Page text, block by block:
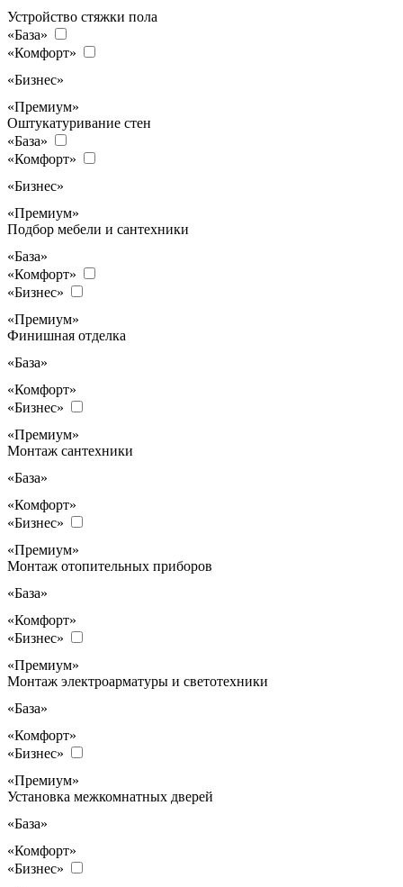
Устройство стяжки пола
«База»
«Комфорт»
«Бизнес»
«Премиум»
Оштукатуривание стен
«База»
«Комфорт»
«Бизнес»
«Премиум»
Подбор мебели и сантехники
«База»
«Комфорт»
«Бизнес»
«Премиум»
Финишная отделка
«База»
«Комфорт»
«Бизнес»
«Премиум»
Монтаж сантехники
«База»
«Комфорт»
«Бизнес»
«Премиум»
Монтаж отопительных приборов
«База»
«Комфорт»
«Бизнес»
«Премиум»
Монтаж электроарматуры и светотехники
«База»
«Комфорт»
«Бизнес»
«Премиум»
Установка межкомнатных дверей
«База»
«Комфорт»
«Бизнес»